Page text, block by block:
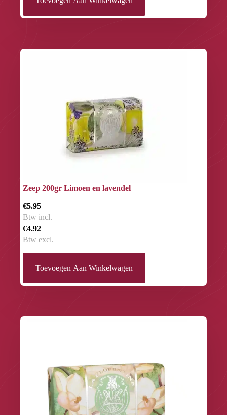
Zeep 200gr Limoen en lavendel
€5.95
Btw incl.
€4.92
Btw excl.
Toevoegen Aan Winkelwagen